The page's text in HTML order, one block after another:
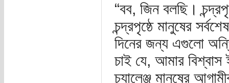
“বব, জিন বলছি।
চন্দ্রপৃষ্ঠে মানুষের
দিনের জন্য এগুলো
চাই যে, আমার
চ্যালেঞ্জ মানুষের